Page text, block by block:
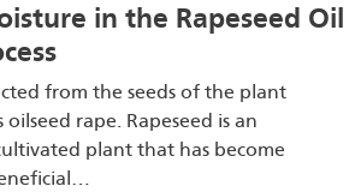
in the Rapeseed Oil
from the seeds of the plant
rape. Rapeseed is an
plant that has become